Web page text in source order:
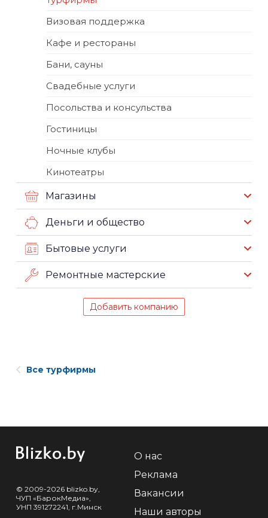
Визовая поддержка
Кафе и рестораны
Бани, сауны
Свадебные услуги
Посольства и консульства
Гостиницы
Ночные клубы
Кинотеатры
Магазины
Деньги и общество
Бытовые услуги
Ремонтные мастерские
Добавить компанию
Все турфирмы
© 2009-2026 blizko.by,
ЧУП «БарокМедиа»,
УНП 391272241, г.Минск
О нас
Реклама
Вакансии
Наши авторы